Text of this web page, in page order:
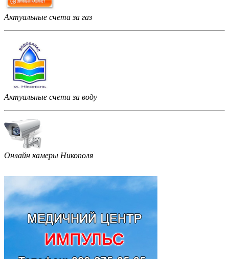
Актуальные счета за газ
Актуальные счета за воду
Онлайн камеры Никополя